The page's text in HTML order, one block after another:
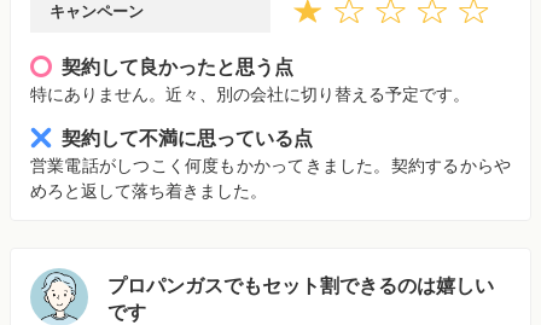
キャンペーン
契約して良かったと思う点
特にありません。近々、別の会社に切り替える予定です。
契約して不満に思っている点
営業電話がしつこく何度もかかってきました。契約するからや
めろと返して落ち着きました。
プロパンガスでもセット割できるのは嬉しい
です